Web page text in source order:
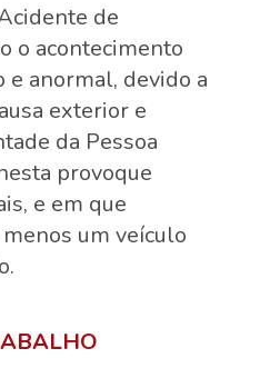
de
o acontecimento
anormal, devido a
exterior e
da Pessoa
provoque
e em que
um veículo